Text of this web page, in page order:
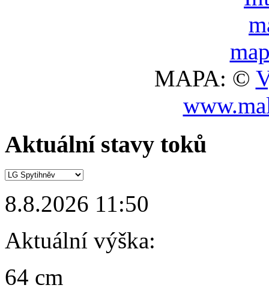
MAPA: ©
Aktuální stavy toků
8.8.2026 11:50
Aktuální výška:
64 cm